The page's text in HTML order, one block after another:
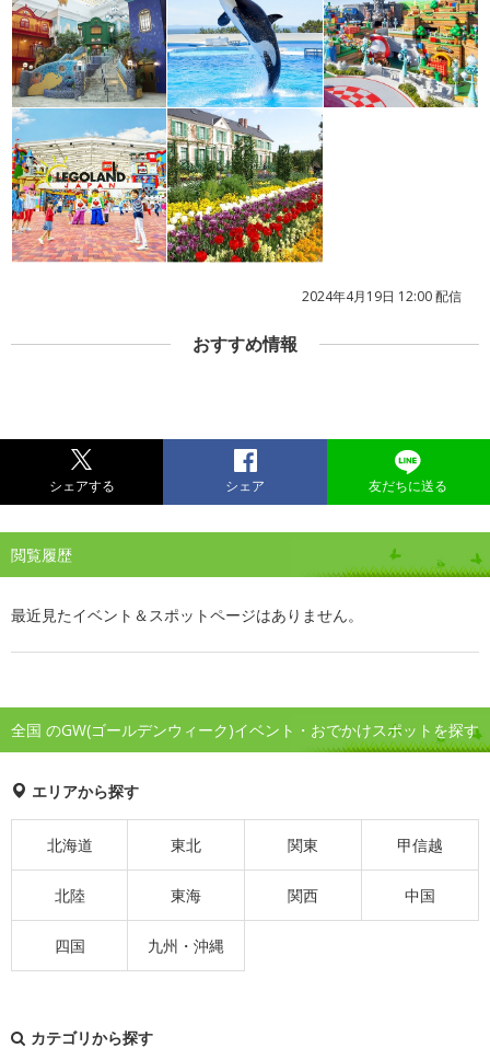
2024年4月19日 12:00 配信
おすすめ情報
シェアする シェア 友だちに送る
閲覧履歴
最近見たイベント＆スポットページはありません。
全国 のGW(ゴールデンウィーク)イベント・おでかけスポットを探す
エリアから探す
北海道 東北 関東 甲信越
北陸 東海 関西 中国
四国 九州・沖縄
カテゴリから探す